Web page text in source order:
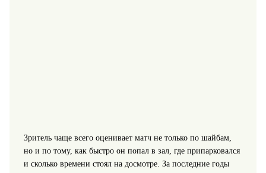
Зритель чаще всего оценивает матч не только по шайбам,
но и по тому, как быстро он попал в зал, где припарковался
и сколько времени стоял на досмотре. За последние годы